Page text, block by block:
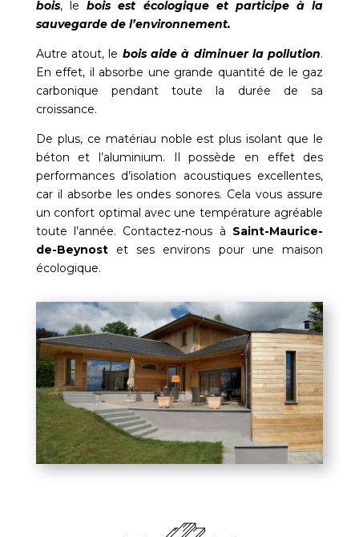
bois, lebois est écologique et participe à la
sauvegarde de l’environnement.
Autre atout, le bois aide à diminuer la pollution.
En effet, il absorbe une grande quantité de le gaz
carbonique pendant toute la durée de sa
croissance.
De plus, ce matériau noble est plus isolant que le
béton et l’aluminium. Il possède en effet des
performances d’isolation acoustiques excellentes,
car il absorbe les ondes sonores. Cela vous assure
un confort optimal avec une température agréable
toute l’année. Contactez-nous à Saint-Maurice-
de-Beynostet ses environs pour une maison
écologique.